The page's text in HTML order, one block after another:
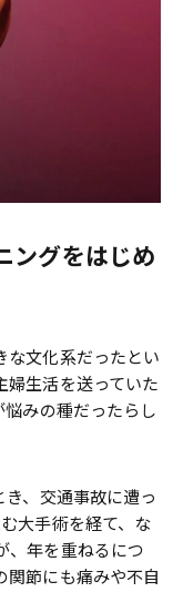
ングをはじめ
な文化系だったとい
婦生活を送っていた
悩みの種だったらし
き、交通事故に遭っ
大手術を経て、な
、年を重ねるにつ
関節にも痛みや不自